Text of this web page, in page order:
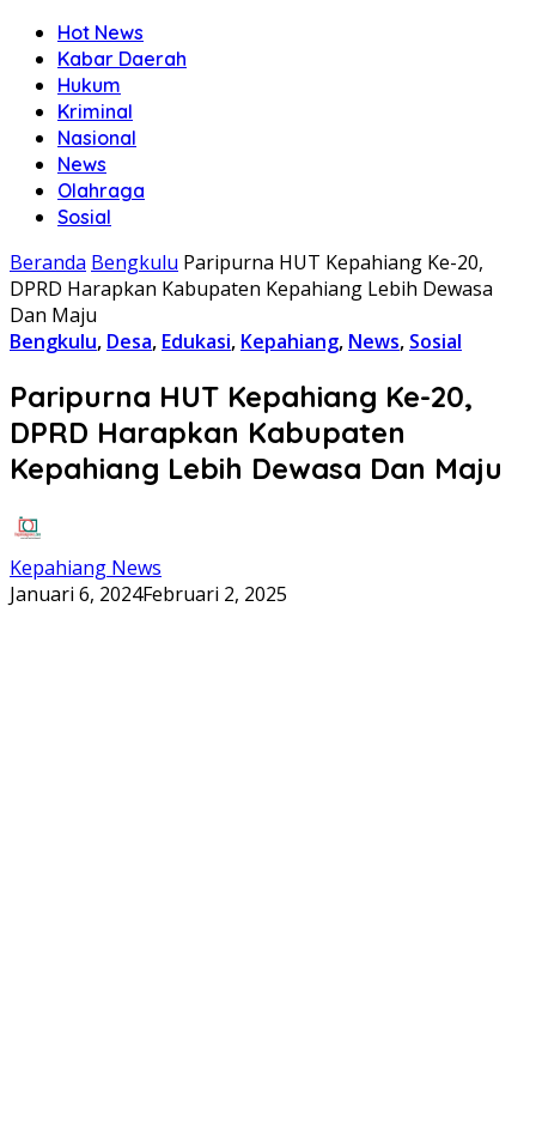
Hot News
Kabar Daerah
Hukum
Kriminal
Nasional
News
Olahraga
Sosial
Beranda Bengkulu Paripurna HUT Kepahiang Ke-20,
DPRD Harapkan Kabupaten Kepahiang Lebih Dewasa
Dan Maju
Bengkulu, Desa, Edukasi, Kepahiang, News, Sosial
Paripurna HUT Kepahiang Ke-20,
DPRD Harapkan Kabupaten
Kepahiang Lebih Dewasa Dan Maju
Kepahiang News
Januari 6, 2024Februari 2, 2025